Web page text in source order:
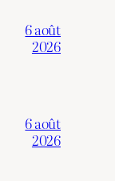
6 août
2026
6 août
2026